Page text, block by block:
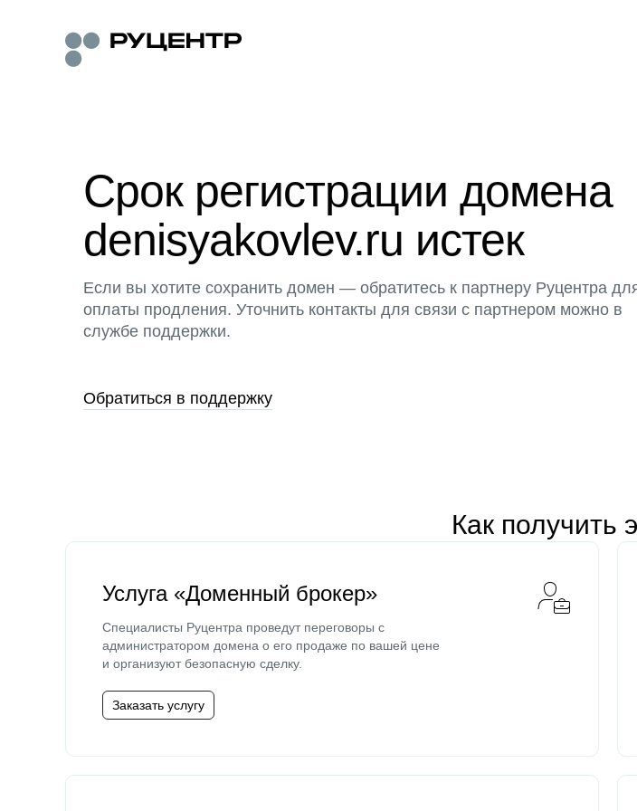
Срок регистрации домена
denisyakovlev.ru истек
Если вы хотите сохранить домен — обратитесь к партнеру Руцентра
оплаты продления. Уточнить контакты для связи с партнером можно в
службе поддержки.
Обратиться в поддержку
Как получить
Услуга «Доменный брокер»
Специалисты Руцентра проведут переговоры с
администратором домена о его продаже по вашей цене
и организуют безопасную сделку.
Заказать услугу